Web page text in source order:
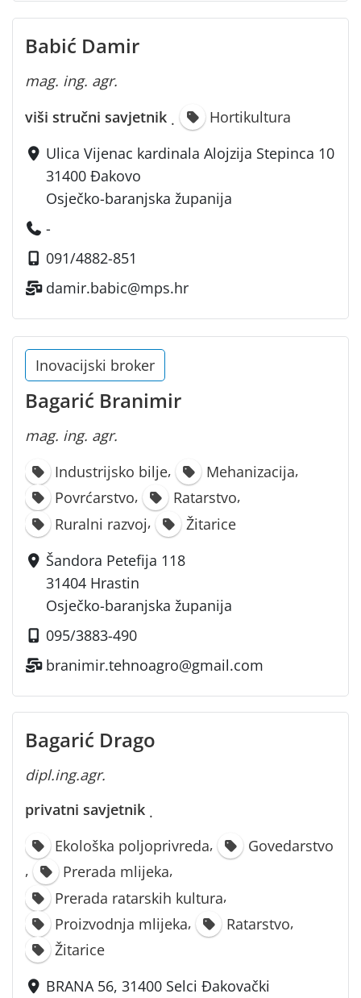
Babić Damir
mag. ing. agr.
viši stručni savjetnik ·
Hortikultura
Ulica Vijenac kardinala Alojzija Stepinca 10
31400 Đakovo
Osječko-baranjska županija
-
091/4882-851
damir.babic@mps.hr
Inovacijski broker
Bagarić Branimir
mag. ing. agr.
Industrijsko bilje, Mehanizacija,
Povrćarstvo, Ratarstvo,
Ruralni razvoj,
Žitarice
Šandora Petefija 118
31404 Hrastin
Osječko-baranjska županija
095/3883-490
branimir.tehnoagro@gmail.com
Bagarić Drago
dipl.ing.agr.
privatni savjetnik ·
Ekološka poljoprivreda,
Govedarstvo
,
Prerada mlijeka,
Prerada ratarskih kultura,
Proizvodnja mlijeka, Ratarstvo,
Žitarice
BRANA 56, 31400 Selci Đakovački